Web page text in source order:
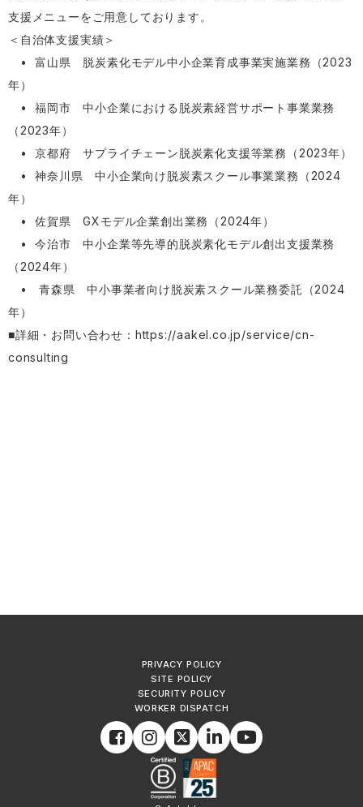
支援メニューをご用意しております。
＜自治体支援実績＞
• 富山県 脱炭素化モデル中小企業育成事業実施業務（2023
年）
• 福岡市 中小企業における脱炭素経営サポート事業業務
（2023年）
• 京都府 サプライチェーン脱炭素化支援等業務（2023年）
• 神奈川県 中小企業向け脱炭素スクール事業業務（2024
年）
• 佐賀県 GXモデル企業創出業務（2024年）
• 今治市 中小企業等先導的脱炭素化モデル創出支援業務
（2024年）
• 青森県 中小事業者向け脱炭素スクール業務委託（2024
年）
■詳細・お問い合わせ： https://aakel.co.jp/service/cn-
consulting
PRIVACY POLICY
SITE POLICY
SECURITY POLICY
WORKER DISPATCH